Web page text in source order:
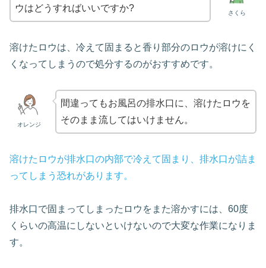
さくら
ウはどうすればいいですか?
溶けたロウは、冷えて固まると香り部分のロウが溶けにく
くなってしまうので処分するのがおすすめです。
オレンジ
間違ってもお風呂の排水口に、溶けたロウを
そのまま流してはいけません。
溶けたロウが排水口の内部で冷えて固まり、排水口が詰ま
ってしまう恐れがあります。
排水口で固まってしまったロウをまた溶かすには、60度
くらいの高温にしないといけないので大変な作業になりま
す。